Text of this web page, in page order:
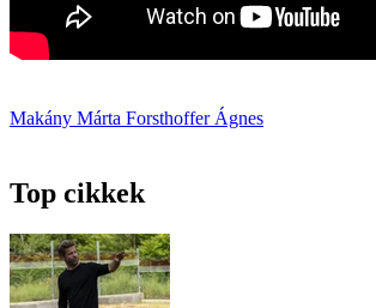
Makány Márta Forsthoffer Ágnes
Top cikkek